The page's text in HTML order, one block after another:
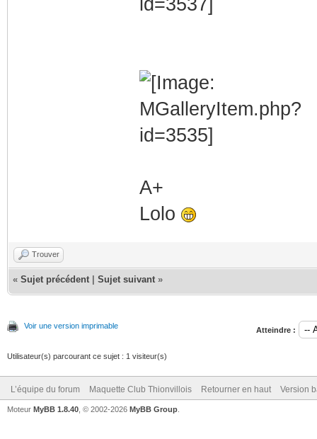
A+
Lolo
Trouver
« Sujet précédent Sujet suivant »
Voir une version imprimable Atteindre :
Utilisateur(s) parcourant ce sujet : 1 visiteur(s)
L’équipe du forum Maquette Club Thionvillois Retourner en haut Version
Moteur MyBB 1.8.40 , © 2002-2026 MyBB Group